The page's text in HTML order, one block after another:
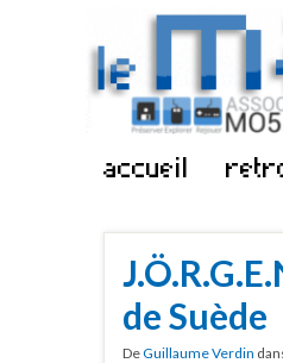
accueil
de Suède
DeGuillaume Verdin